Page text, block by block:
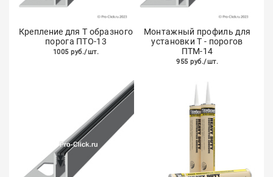
Крепление для Т образного
порога ПТО-13
1005 руб./шт.
Монтажный профиль для
установки Т - порогов
ПТМ-14
955 руб./шт.